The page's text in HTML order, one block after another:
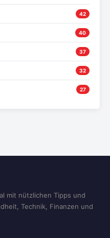
42
40
37
32
27
mit nützlichen Tipps und
Technik, Finanzen und